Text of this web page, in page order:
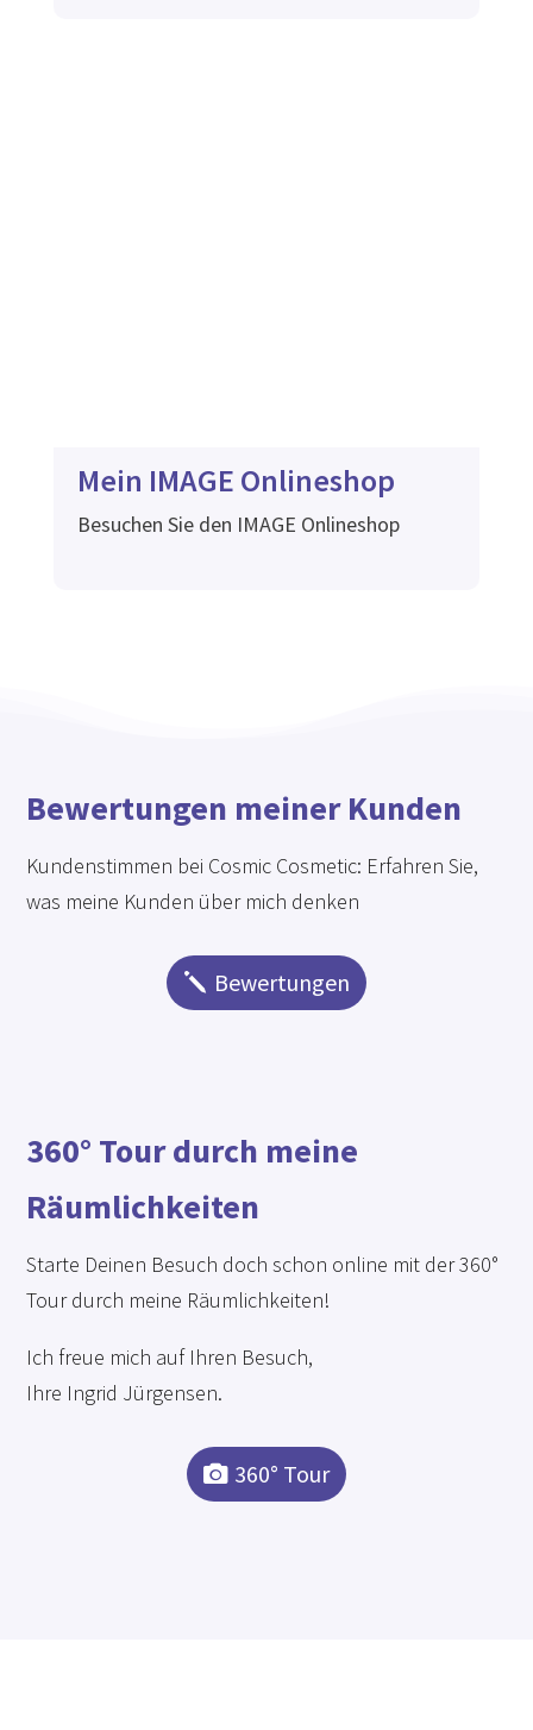
Mein IMAGE Onlineshop
Besuchen Sie den IMAGE Onlineshop
Bewertungen meiner Kunden
Kundenstimmen bei Cosmic Cosmetic: Erfahren Sie,
was meine Kunden über mich denken
Bewertungen
360° Tour durch meine
Räumlichkeiten
Starte Deinen Besuch doch schon online mit der 360°
Tour durch meine Räumlichkeiten!
Ich freue mich auf Ihren Besuch,
Ihre Ingrid Jürgensen.
360° Tour